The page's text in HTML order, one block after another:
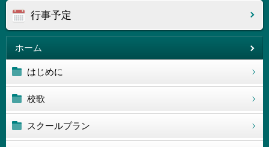
行事予定
ホーム
はじめに
校歌
スクールプラン